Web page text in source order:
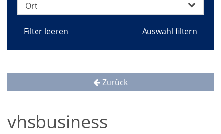
Ort
Filter leeren
Zurück
vhsbusiness